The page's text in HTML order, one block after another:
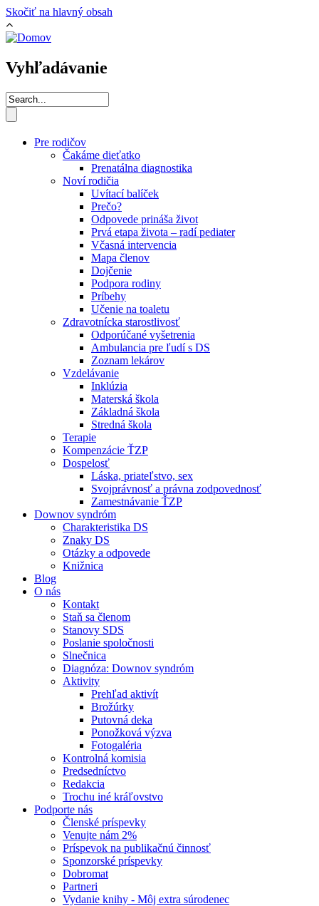
Skočiť na hlavný obsah
Vyhľadávanie
Pre rodičov
Čakáme dieťatko
Prenatálna diagnostika
Noví rodičia
Uvítací balíček
Prečo?
Odpovede prináša život
Prvá etapa života – radí pediater
Včasná intervencia
Mapa členov
Dojčenie
Podpora rodiny
Príbehy
Učenie na toaletu
Zdravotnícka starostlivosť
Odporúčané vyšetrenia
Ambulancia pre ľudí s DS
Zoznam lekárov
Vzdelávanie
Inklúzia
Materská škola
Základná škola
Stredná škola
Terapie
Kompenzácie ŤZP
Dospelosť
Láska, priateľstvo, sex
Svojprávnosť a právna zodpovednosť
Zamestnávanie ŤZP
Downov syndróm
Charakteristika DS
Znaky DS
Otázky a odpovede
Knižnica
Blog
O nás
Kontakt
Staň sa členom
Stanovy SDS
Poslanie spoločnosti
Slnečnica
Diagnóza: Downov syndróm
Aktivity
Prehľad aktivít
Brožúrky
Putovná deka
Ponožková výzva
Fotogaléria
Kontrolná komisia
Predsedníctvo
Redakcia
Trochu iné kráľovstvo
Podporte nás
Členské príspevky
Venujte nám 2%
Príspevok na publikačnú činnosť
Sponzorské príspevky
Dobromat
Partneri
Vydanie knihy - Môj extra súrodenec